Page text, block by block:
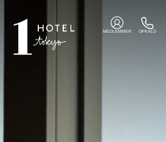
MEDLEMMER OPKALD